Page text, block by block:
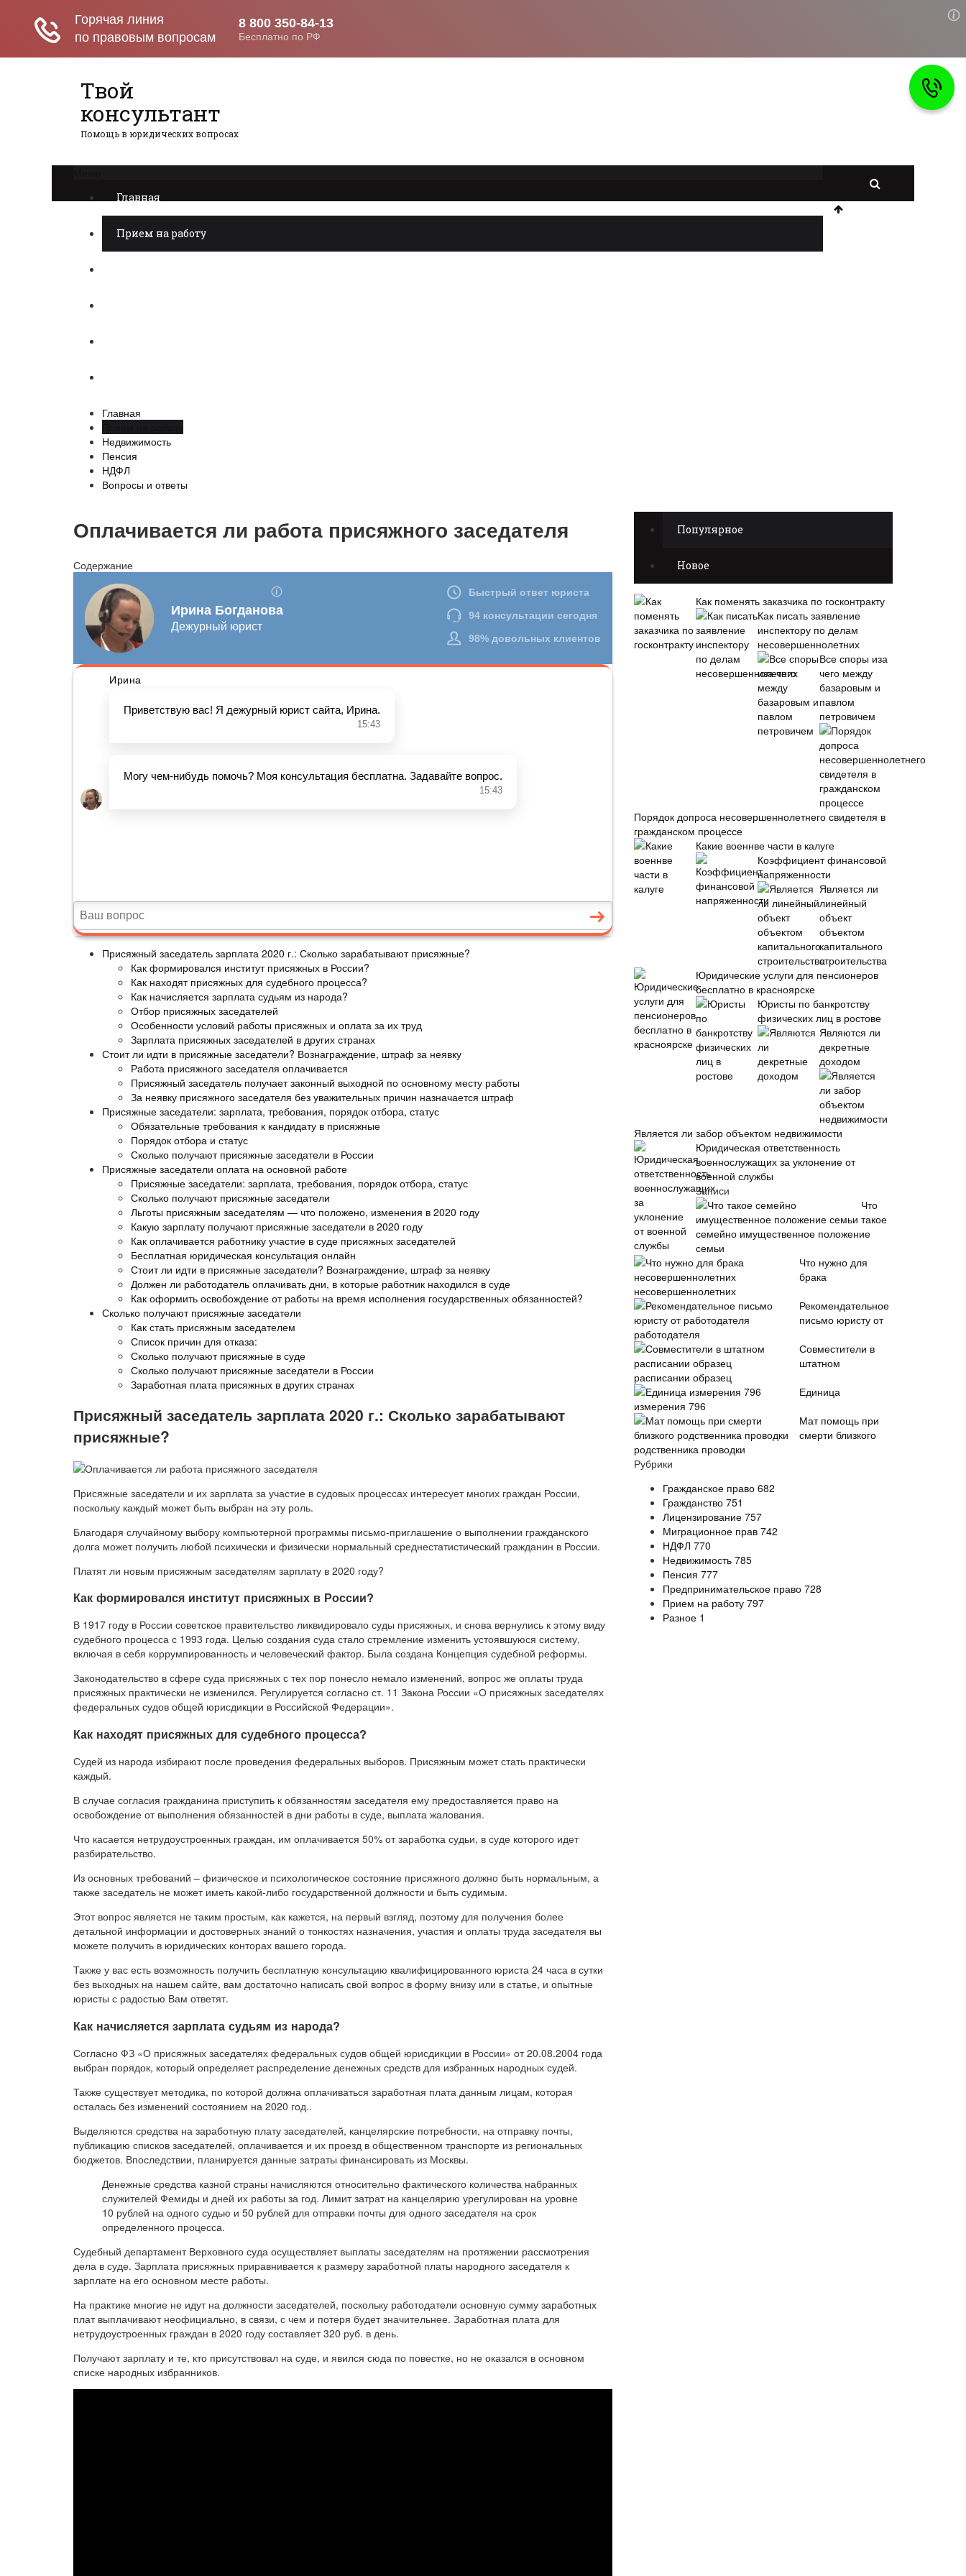
Твой
консультант
Помощь в юридических вопросах
Главная
Прием на работу
Главная
Недвижимость
Пенсия
НДФЛ
Вопросы и ответы
Оплачивается ли работа присяжного заседателя
Содержание
Присяжный заседатель зарплата 2020 г.: Сколько зарабатывают присяжные?
Как формировался институт присяжных в России?
Как находят присяжных для судебного процесса?
Как начисляется зарплата судьям из народа?
Отбор присяжных заседателей
Особенности условий работы присяжных и оплата за их труд
Зарплата присяжных заседателей в других странах
Стоит ли идти в присяжные заседатели? Вознаграждение, штраф за неявку
Работа присяжного заседателя оплачивается
Присяжный заседатель получает законный выходной по основному месту работы
За неявку присяжного заседателя без уважительных причин назначается штраф
Присяжные заседатели: зарплата, требования, порядок отбора, статус
Обязательные требования к кандидату в присяжные
Порядок отбора и статус
Сколько получают присяжные заседатели в России
Присяжные заседатели оплата на основной работе
Присяжные заседатели: зарплата, требования, порядок отбора, статус
Сколько получают присяжные заседатели
Льготы присяжным заседателям — что положено, изменения в 2020 году
Какую зарплату получают присяжные заседатели в 2020 году
Как оплачивается работнику участие в суде присяжных заседателей
Бесплатная юридическая консультация онлайн
Стоит ли идти в присяжные заседатели? Вознаграждение, штраф за неявку
Должен ли работодатель оплачивать дни, в которые работник находился в суде
Как оформить освобождение от работы на время исполнения государственных обязанностей?
Сколько получают присяжные заседатели
Как стать присяжным заседателем
Список причин для отказа:
Сколько получают присяжные в суде
Сколько получают присяжные заседатели в России
Заработная плата присяжных в других странах
Присяжный заседатель зарплата 2020 г.: Сколько зарабатывают
присяжные?
Присяжные заседатели и их зарплата за участие в судовых процессах интересует многих граждан России,
поскольку каждый может быть выбран на эту роль.
Благодаря случайному выбору компьютерной программы письмо-приглашение о выполнении гражданского
долга может получить любой психически и физически нормальный среднестатистический гражданин в России.
Платят ли новым присяжным заседателям зарплату в 2020 году?
Как формировался институт присяжных в России?
В 1917 году в России советское правительство ликвидировало суды присяжных, и снова вернулись к этому виду
судебного процесса с 1993 года. Целью создания суда стало стремление изменить устоявшуюся систему,
включая в себя коррумпированность и человеческий фактор. Была создана Концепция судебной реформы.
Законодательство в сфере суда присяжных с тех пор понесло немало изменений, вопрос же оплаты труда
присяжных практически не изменился. Регулируется согласно ст. 11 Закона России «О присяжных заседателях
федеральных судов общей юрисдикции в Российской Федерации».
Как находят присяжных для судебного процесса?
Судей из народа избирают после проведения федеральных выборов. Присяжным может стать практически
каждый.
В случае согласия гражданина приступить к обязанностям заседателя ему предоставляется право на
освобождение от выполнения обязанностей в дни работы в суде, выплата жалования.
Что касается нетрудоустроенных граждан, им оплачивается 50% от заработка судьи, в суде которого идет
разбирательство.
Из основных требований – физическое и психологическое состояние присяжного должно быть нормальным, а
также заседатель не может иметь какой-либо государственной должности и быть судимым.
Этот вопрос является не таким простым, как кажется, на первый взгляд, поэтому для получения более
детальной информации и достоверных знаний о тонкостях назначения, участия и оплаты труда заседателя вы
можете получить в юридических конторах вашего города.
Также у вас есть возможность получить бесплатную консультацию квалифицированного юриста 24 часа в сутки
без выходных на нашем сайте, вам достаточно написать свой вопрос в форму внизу или в статье, и опытные
юристы с радостью Вам ответят.
Как начисляется зарплата судьям из народа?
Согласно ФЗ «О присяжных заседателях федеральных судов общей юрисдикции в России» от 20.08.2004 года
выбран порядок, который определяет распределение денежных средств для избранных народных судей.
Также существует методика, по которой должна оплачиваться заработная плата данным лицам, которая
осталась без изменений состоянием на 2020 год..
Выделяются средства на заработную плату заседателей, канцелярские потребности, на отправку почты,
публикацию списков заседателей, оплачивается и их проезд в общественном транспорте из региональных
бюджетов. Впоследствии, планируется данные затраты финансировать из Москвы.
Денежные средства казной страны начисляются относительно фактического количества набранных
служителей Фемиды и дней их работы за год. Лимит затрат на канцелярию урегулирован на уровне
10 рублей на одного судью и 50 рублей для отправки почты для одного заседателя на срок
определенного процесса.
Судебный департамент Верховного суда осуществляет выплаты заседателям на протяжении рассмотрения
дела в суде. Зарплата присяжных приравнивается к размеру заработной платы народного заседателя к
зарплате на его основном месте работы.
На практике многие не идут на должности заседателей, поскольку работодатели основную сумму заработных
плат выплачивают неофициально, в связи, с чем и потеря будет значительнее. Заработная плата для
нетрудоустроенных граждан в 2020 году составляет 320 руб. в день.
Получают зарплату и те, кто присутствовал на суде, и явился сюда по повестке, но не оказался в основном
списке народных избранников.
Популярное
Новое
Как поменять заказчика по госконтракту
Как писать заявление
инспектору по делам
несовершеннолетних
Все споры иза
чего между
базаровым и
павлом
петровичем
Порядок допроса несовершеннолетнего свидетеля в
гражданском процессе
Какие военнве части в калуге
Коэффициент финансовой
напряженности
Является ли
линейный
объект
объектом
капитального
строительства
Юридические услуги для пенсионеров
бесплатно в красноярске
Юристы по банкротству
физических лиц в ростове
Являются ли
декретные
доходом
Является ли забор объектом недвижимости
Юридическая ответственность
военнослужащих за уклонение от
военной службы
Записи
Что
такое
семейно имущественное положение
семьи
Что нужно для
брака
несовершеннолетних
Рекомендательное
письмо юристу от
работодателя
Совместители в
штатном
расписании образец
Единица
измерения 796
Мат помощь при
смерти близкого
родственника проводки
Рубрики
Гражданское право 682
Гражданство 751
Лицензирование 757
Миграционное прав 742
НДФЛ 770
Недвижимость 785
Пенсия 777
Предпринимательское право 728
Прием на работу 797
Разное 1